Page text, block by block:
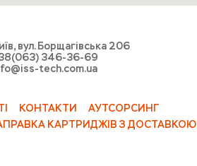
вул. Борщагівська 206
346-36-69
tech.com.ua
КОНТАКТИ
АУТСОРСИНГ
КАРТРИДЖІВ З ДОСТАВКОЮ